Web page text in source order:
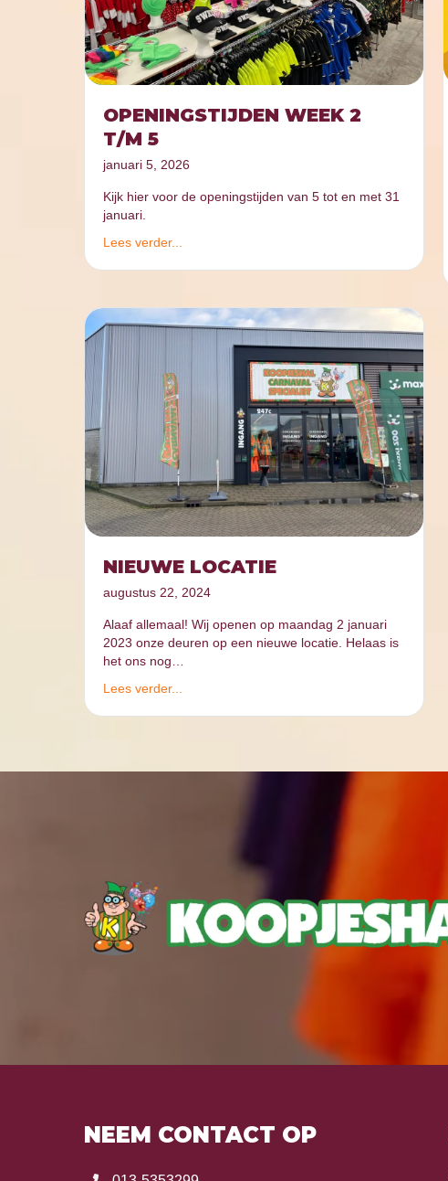
OPENINGSTIJDEN WEEK 2
T/M 5
januari 5, 2026
Kijk hier voor de openingstijden van 5 tot en met 31
januari.
Lees verder...
NIEUWE LOCATIE
augustus 22, 2024
Alaaf allemaal! Wij openen op maandag 2 januari
2023 onze deuren op een nieuwe locatie. Helaas is
het ons nog…
Lees verder...
NEEM CONTACT OP